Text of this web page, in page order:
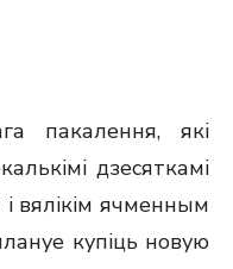
пакалення, які
дзесяткамі
і вялікім ячменным
купіць новую